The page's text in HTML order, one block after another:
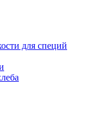
для специй